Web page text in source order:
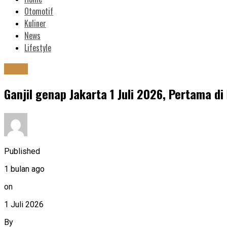
Otomotif
Kuliner
News
Lifestyle
Ganjil genap Jakarta 1 Juli 2026, Pertama
Published
1 bulan ago
on
1 Juli 2026
By